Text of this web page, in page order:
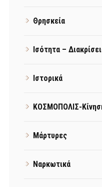
Θρησκεία
Ισότητα –
Ιστορικά
ΚΟΣΜΟΠΟΛΙΣ-
Μάρτυρες
Ναρκωτικά